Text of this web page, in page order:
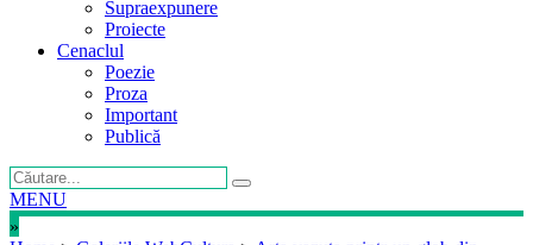
Supraexpunere
Proiecte
Cenaclul
Poezie
Proza
Important
Publică
MENU
»